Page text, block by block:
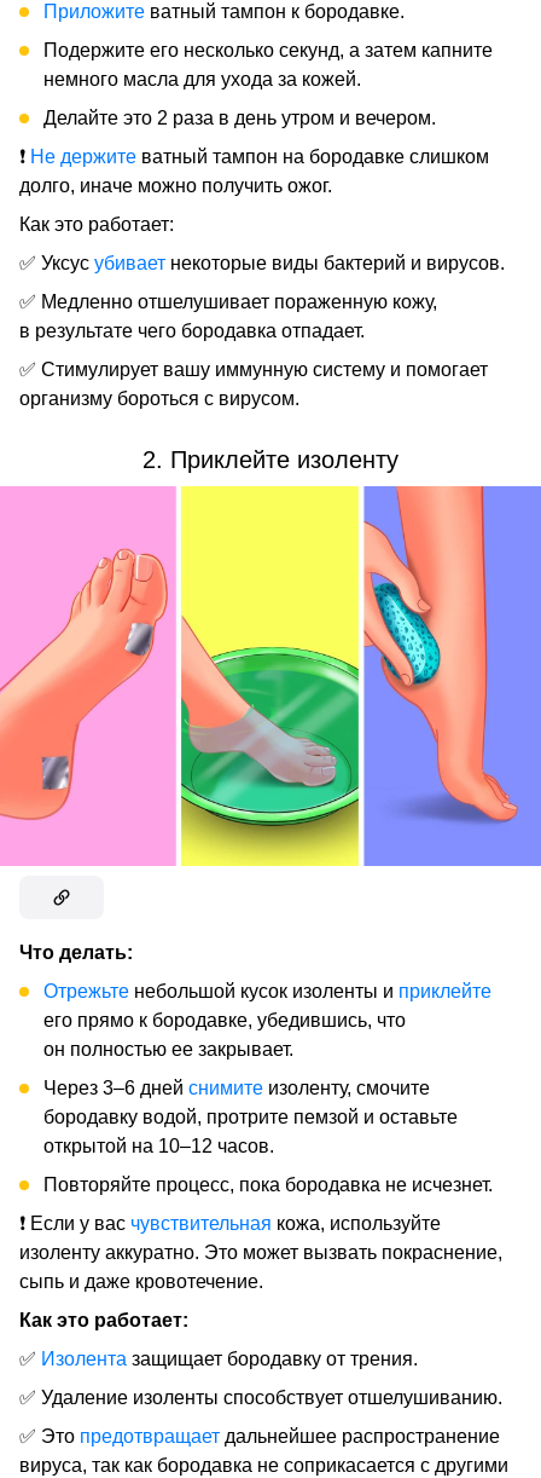
Приложите ватный тампон к бородавке.
Подержите его несколько секунд, а затем капните
немного масла для ухода за кожей.
Делайте это 2 раза в день утром и вечером.
❗ Не держите ватный тампон на бородавке слишком
долго, иначе можно получить ожог.
Как это работает:
✅ Уксус убивает некоторые виды бактерий и вирусов.
✅ Медленно отшелушивает пораженную кожу,
в результате чего бородавка отпадает.
✅ Стимулирует вашу иммунную систему и помогает
организму бороться с вирусом.
2. Приклейте изоленту
Что делать:
Отрежьте небольшой кусок изоленты и приклейте
его прямо к бородавке, убедившись, что
он полностью ее закрывает.
Через 3–6 дней снимите изоленту, смочите
бородавку водой, протрите пемзой и оставьте
открытой на 10–12 часов.
Повторяйте процесс, пока бородавка не исчезнет.
❗ Если у вас чувствительная кожа, используйте
изоленту аккуратно. Это может вызвать покраснение,
сыпь и даже кровотечение.
Как это работает:
✅ Изолента защищает бородавку от трения.
✅ Удаление изоленты способствует отшелушиванию.
✅ Это предотвращает дальнейшее распространение
вируса, так как бородавка не соприкасается с другими